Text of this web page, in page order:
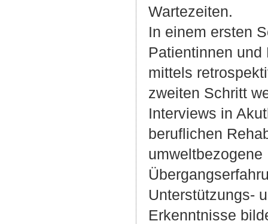
Wartezeiten.
In einem ersten
Patientinnen
mittels
zweiten Schritt
Interviews in
beruflichen
Unterstützungs-
Erkenntnisse